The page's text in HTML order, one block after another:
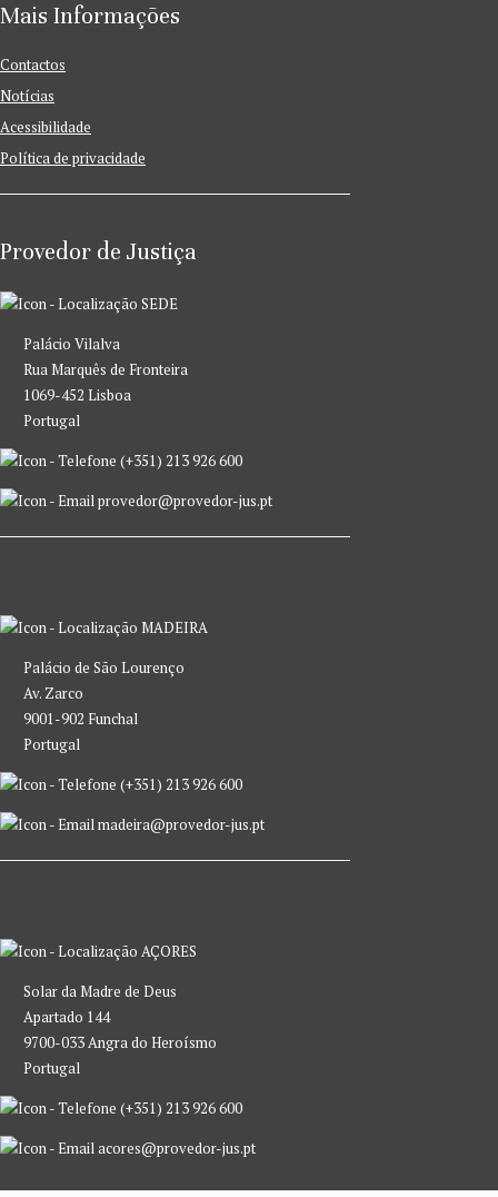
Mais Informações
Contactos
Notícias
Acessibilidade
Política de privacidade
Provedor de Justiça
SEDE
Palácio Vilalva
Rua Marquês de Fronteira
1069-452 Lisboa
Portugal
(+351) 213 926 600
provedor@provedor-jus.pt
MADEIRA
Palácio de São Lourenço
Av. Zarco
9001-902 Funchal
Portugal
(+351) 213 926 600
madeira@provedor-jus.pt
AÇORES
Solar da Madre de Deus
Apartado 144
9700-033 Angra do Heroísmo
Portugal
(+351) 213 926 600
acores@provedor-jus.pt